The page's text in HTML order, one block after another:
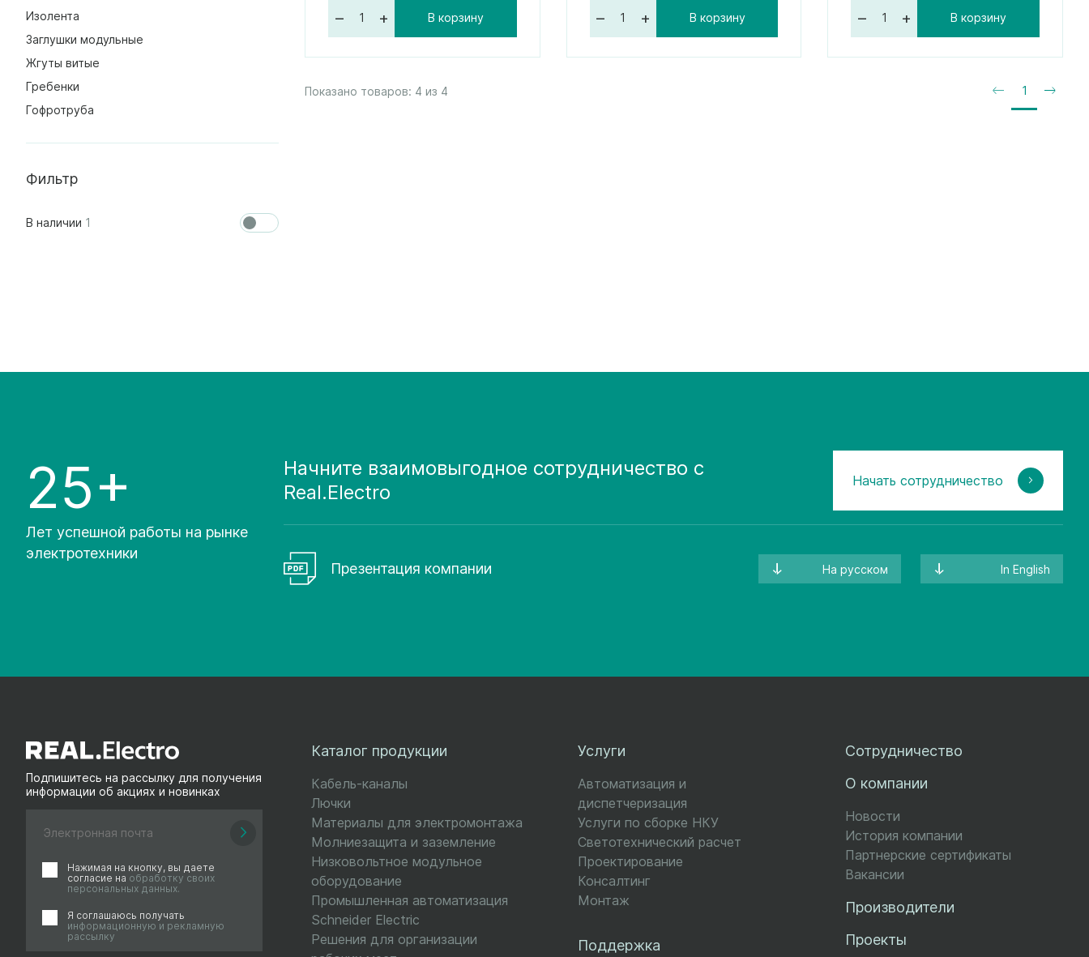
Изолента
Заглушки модульные
Жгуты витые
Гребенки
Гофротруба
Фильтр
В наличии 1
– + В корзину – + В корзину – + В корзину
Показано товаров: 4 из 4 1
25+
Лет успешной работы на рынке
электротехники
Начните взаимовыгодное сотрудничество с
Real.Electro
Начать сотрудничество
Презентация компании На русском In English
Подпишитесь на рассылку для получения
информации об акциях и новинках
Нажимая на кнопку, вы даете
согласие на обработку своих
персональных данных.
Я соглашаюсь получать
информационную и рекламную
рассылку
Каталог продукции
Кабель-каналы
Лючки
Материалы для электромонтажа
Молниезащита и заземление
Низковольтное модульное
оборудование
Промышленная автоматизация
Schneider Electric
Решения для организации
Услуги
Автоматизация и
диспетчеризация
Услуги по сборке НКУ
Светотехнический расчет
Проектирование
Консалтинг
Монтаж
Поддержка
Сотрудничество
О компании
Новости
История компании
Партнерские сертификаты
Вакансии
Производители
Проекты